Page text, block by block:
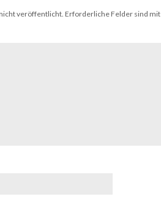
veröffentlicht. Erforderliche Felder sind mit